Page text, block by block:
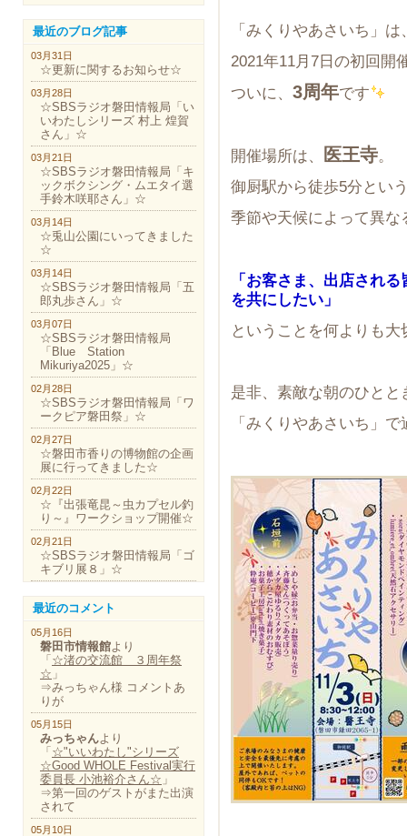
「みくりやあさいち」は
2021年11月7日の初回開
ついに、 3周年です
開催場所は、 医王寺。
御厨駅から徒歩5分とい
季節や天候によって異
「お客さま、出店され
を共にしたい」
ということを何よりも
是非、素敵な朝のひとと
「みくりやあさいち」
最近のブログ記事
03月31日
☆更新に関するお知らせ☆
03月28日
☆SBSラジオ磐田情報局「い
いわたしシリーズ 村上 煌賀
さん」☆
03月21日
☆SBSラジオ磐田情報局「キ
ックボクシング・ムエタイ選
手鈴木咲耶さん」☆
03月14日
☆兎山公園にいってきました
☆
03月14日
☆SBSラジオ磐田情報局「五
郎丸歩さん」☆
03月07日
☆SBSラジオ磐田情報局
「Blue Station
Mikuriya2025」☆
02月28日
☆SBSラジオ磐田情報局「ワ
ークピア磐田祭」☆
02月27日
☆磐田市香りの博物館の企画
展に行ってきました☆
02月22日
☆『出張竜昆～虫カプセル釣
り～』ワークショップ開催☆
02月21日
☆SBSラジオ磐田情報局「ゴ
キブリ展８」☆
最近のコメント
05月16日
磐田市情報館より
「 ☆渚の交流館 ３周年祭
☆ 」
⇒みっちゃん様 コメントあ
りが
05月15日
みっちゃんより
「 ☆"いいわたし"シリーズ
☆Good WHOLE Festival実行
委員長 小池裕介さん☆ 」
⇒第一回のゲストがまた出演
されて
05月10日